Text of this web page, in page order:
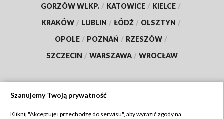
GORZÓW WLKP. / KATOWICE / KIELCE /
KRAKÓW / LUBLIN / ŁÓDŹ / OLSZTYN /
OPOLE / POZNAŃ / RZESZÓW /
SZCZECIN / WARSZAWA / WROCŁAW
Szanujemy Twoją prywatność
Kliknij "Akceptuję i przechodzę do serwisu", aby wyrazić zgody na